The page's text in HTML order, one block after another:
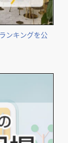
ンキングを公